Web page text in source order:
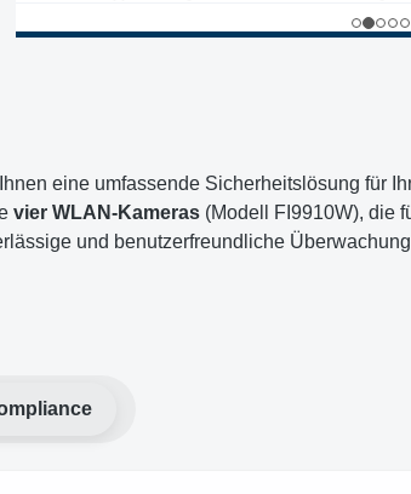
eine umfassende Sicherheitslösung für
vier WLAN-Kameras (Modell FI9910W), die
und benutzerfreundliche